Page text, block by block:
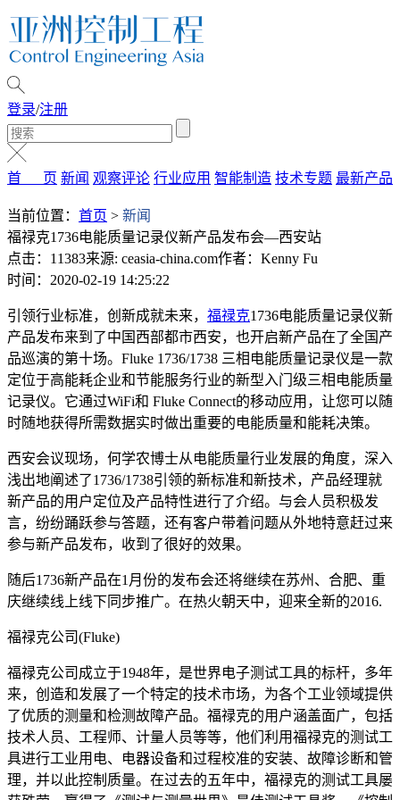
登录/注册
首 页 新闻 观察评论 行业应用 智能制造 技术专题 最新产品
当前位置： 首页 > 新闻
福禄克1736电能质量记录仪新产品发布会—西安站
点击：11383来源: ceasia-china.com作者：Kenny Fu
时间：2020-02-19 14:25:22
引领行业标准，创新成就未来， 福禄克1736电能质量记录仪新
产品发布来到了中国西部都市西安，也开启新产品在了全国产
品巡演的第十场。Fluke 1736/1738 三相电能质量记录仪是一款
定位于高能耗企业和节能服务行业的新型入门级三相电能质量
记录仪。它通过WiFi和 Fluke Connect的移动应用，让您可以随
时随地获得所需数据实时做出重要的电能质量和能耗决策。
西安会议现场，何学农博士从电能质量行业发展的角度，深入
浅出地阐述了1736/1738引领的新标准和新技术，产品经理就
新产品的用户定位及产品特性进行了介绍。与会人员积极发
言，纷纷踊跃参与答题，还有客户带着问题从外地特意赶过来
参与新产品发布，收到了很好的效果。
随后1736新产品在1月份的发布会还将继续在苏州、合肥、重
庆继续线上线下同步推广。在热火朝天中，迎来全新的2016.
福禄克公司(Fluke)
福禄克公司成立于1948年，是世界电子测试工具的标杆，多年
来，创造和发展了一个特定的技术市场，为各个工业领域提供
了优质的测量和检测故障产品。福禄克的用户涵盖面广，包括
技术人员、工程师、计量人员等等，他们利用福禄克的测试工
具进行工业用电、电器设备和过程校准的安装、故障诊断和管
理，并以此控制质量。在过去的五年中，福禄克的测试工具屡